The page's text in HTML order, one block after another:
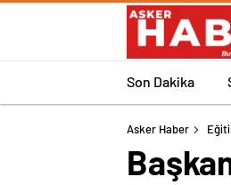
Son Dakika
Asker Haber